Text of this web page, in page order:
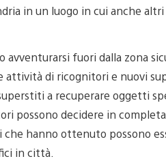
in un luogo in cui anche
avventurarsi fuori dalla zona
attività di ricognitori e nuovi
a recuperare oggetti
possono decidere in
che hanno ottenuto possono
in città.